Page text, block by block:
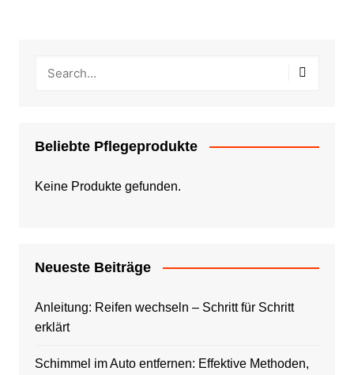
Beliebte Pflegeprodukte
Keine Produkte gefunden.
Neueste Beiträge
Anleitung: Reifen wechseln – Schritt für Schritt
erklärt
Schimmel im Auto entfernen: Effektive Methoden,